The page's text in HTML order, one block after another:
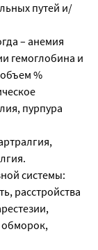
путей и/
– анемия
гемоглобина и
%
пурпура
системы:
расстройства
обморок,